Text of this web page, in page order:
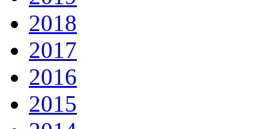
2018
2017
2016
2015